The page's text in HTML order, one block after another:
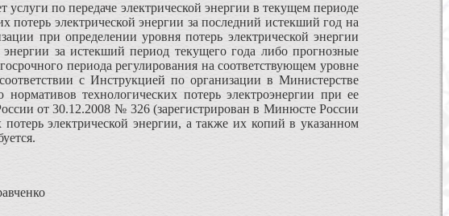
услуги по передаче электрической энергии в текущем периоде
потерь электрической энергии за последний истекший год на
при определении уровня потерь электрической энергии
энергии за истекший период текущего года либо прогнозные
периода регулирования на соответствующем уровне
с Инструкцией по организации в Министерстве
технологических потерь электроэнергии при ее
от 30.12.2008 № 326 (зарегистрирован в Минюсте России
электрической энергии, а также их копий в указанном